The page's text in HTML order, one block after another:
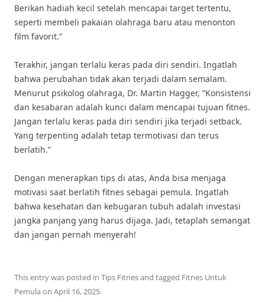
Berikan hadiah kecil setelah mencapai target tertentu,
seperti membeli pakaian olahraga baru atau menonton
film favorit.”
Terakhir, jangan terlalu keras pada diri sendiri. Ingatlah
bahwa perubahan tidak akan terjadi dalam semalam.
Menurut psikolog olahraga, Dr. Martin Hagger, “Konsistensi
dan kesabaran adalah kunci dalam mencapai tujuan fitnes.
Jangan terlalu keras pada diri sendiri jika terjadi setback.
Yang terpenting adalah tetap termotivasi dan terus
berlatih.”
Dengan menerapkan tips di atas, Anda bisa menjaga
motivasi saat berlatih fitnes sebagai pemula. Ingatlah
bahwa kesehatan dan kebugaran tubuh adalah investasi
jangka panjang yang harus dijaga. Jadi, tetaplah semangat
dan jangan pernah menyerah!
This entry was posted in Tips Fitnesand tagged Fitnes Untuk
Pemula on April 16, 2025.